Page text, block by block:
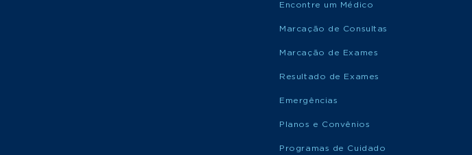
Encontre um Médico
Marcação de Consultas
Marcação de Exames
Resultado de Exames
Emergências
Planos e Convênios
Programas de Cuidado